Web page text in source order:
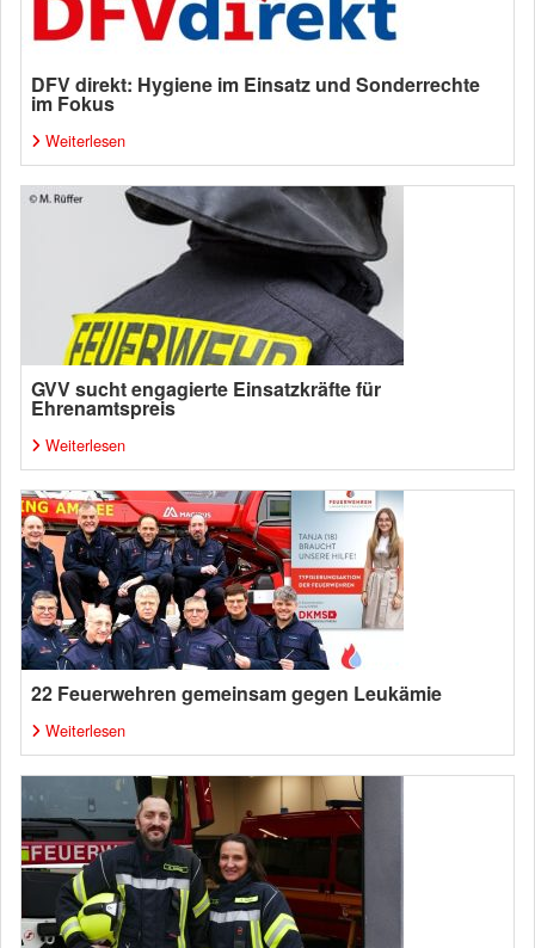
DFV direkt: Hygiene im Einsatz und Sonderrechte
im Fokus
Weiterlesen
GVV sucht engagierte Einsatzkräfte für
Ehrenamtspreis
Weiterlesen
22 Feuerwehren gemeinsam gegen Leukämie
Weiterlesen